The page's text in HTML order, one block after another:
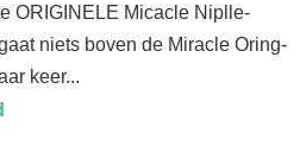
ORIGINELE Micacle Niplle-
niets boven de Miracle Oring-
keer...